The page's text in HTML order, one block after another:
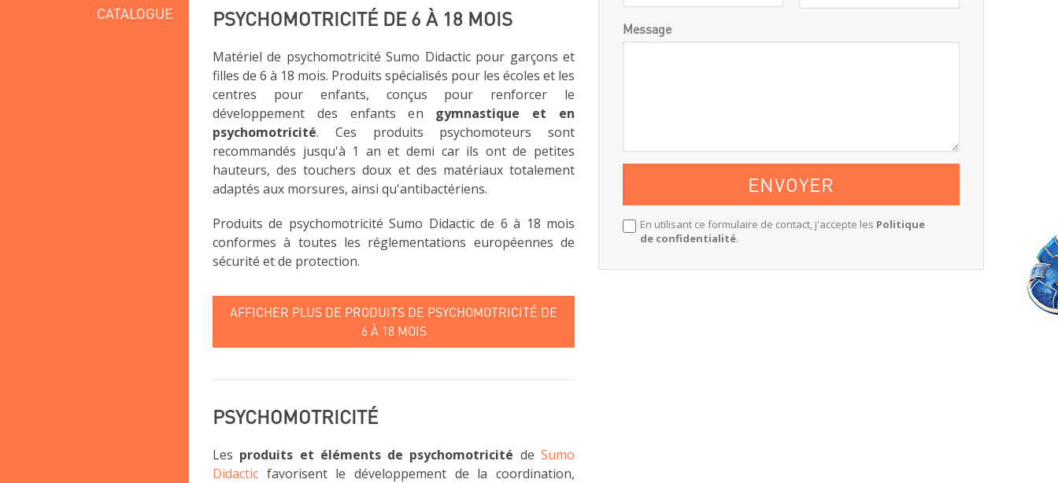
CATALOGUE
PSYCHOMOTRICITÉ DE 6 À 18 MOIS
Matériel de psychomotricité Sumo Didactic pour garçons et
filles de 6 à 18 mois. Produits spécialisés pour les écoles et les
centres pour enfants, conçus pour renforcer le
développement des enfants en gymnastique et en
psychomotricité. Ces produits psychomoteurs sont
recommandés jusqu'à 1 an et demi car ils ont de petites
hauteurs, des touchers doux et des matériaux totalement
adaptés aux morsures, ainsi qu'antibactériens.
Produits de psychomotricité Sumo Didactic de 6 à 18 mois
conformes à toutes les réglementations européennes de
sécurité et de protection.
AFFICHER PLUS DE PRODUITS DE PSYCHOMOTRICITÉ DE
6 À 18 MOIS
PSYCHOMOTRICITÉ
Les produits et éléments de psychomotricité deSumo
Didactic favorisent le développement de la coordination,
Message
En utilisant ce formulaire de contact, j'accepte les Politique
de confidentialité.